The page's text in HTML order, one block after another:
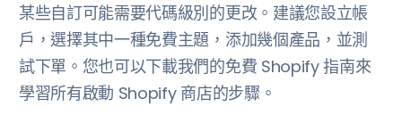
某些自訂可能需要代碼級別的更改。建議您設立帳
戶，選擇其中一種免費主題，添加幾個產品，並測
試下單。您也可以下載我們的免費 Shopify 指南來
學習所有啟動 Shopify 商店的步驟。